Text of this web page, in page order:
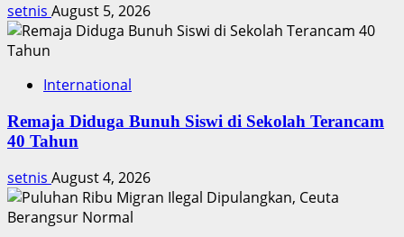
setnis August 5, 2026
International
Remaja Diduga Bunuh Siswi di Sekolah Terancam
40 Tahun
setnis August 4, 2026